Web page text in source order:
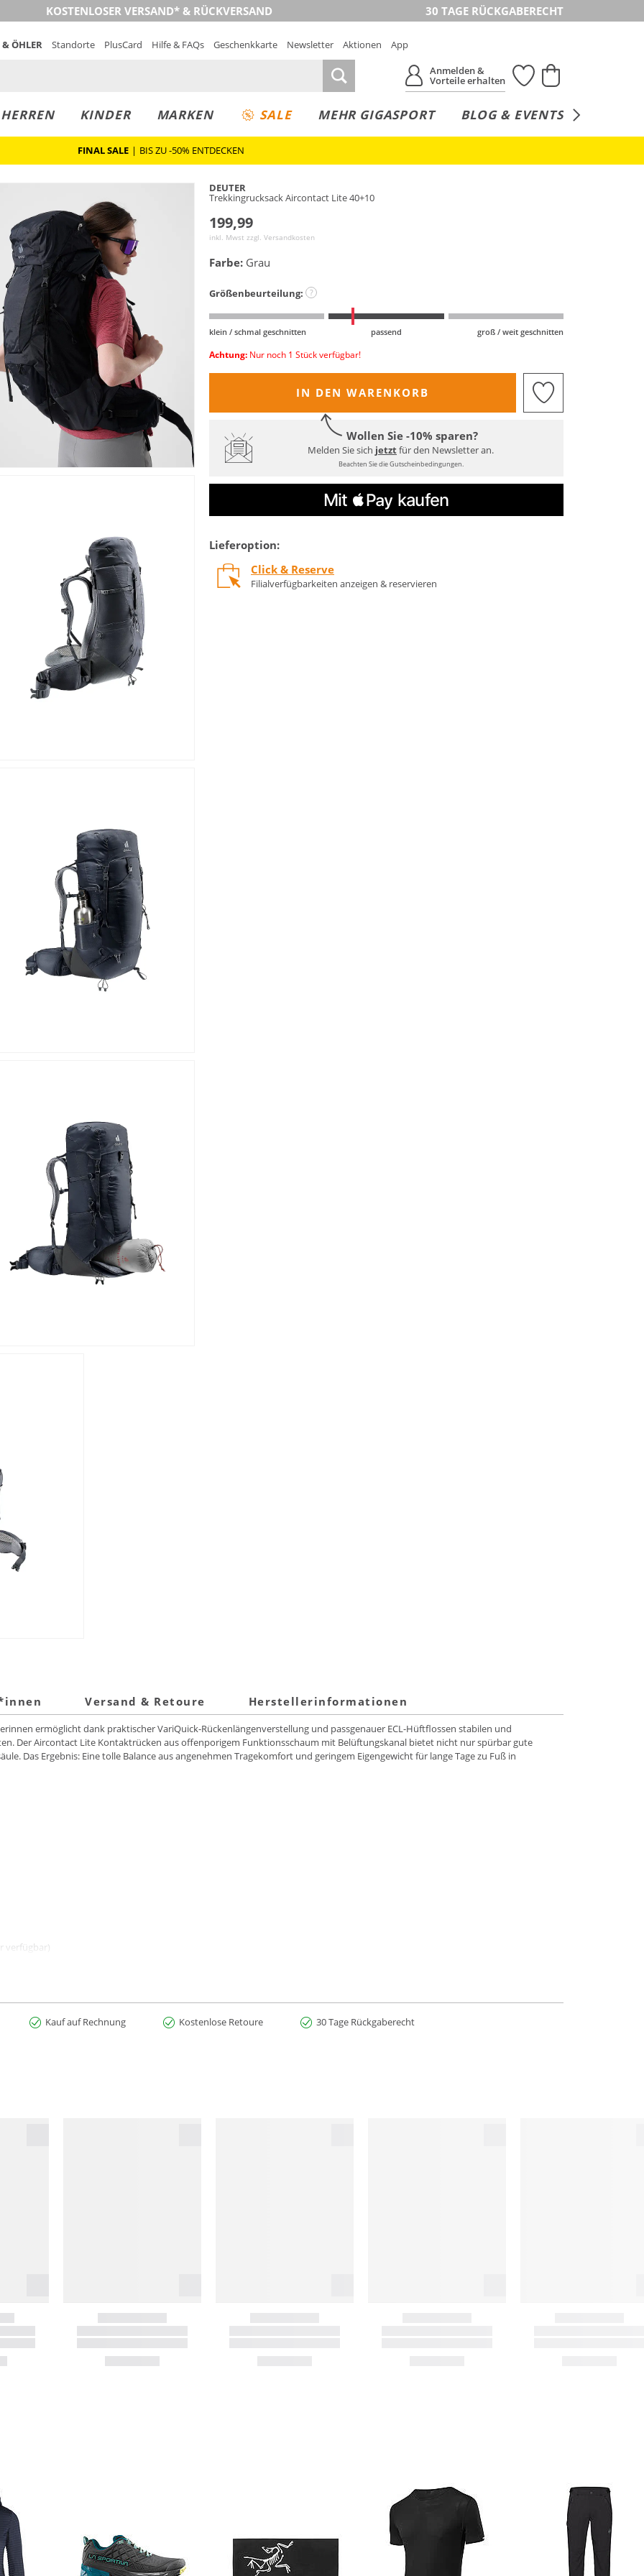
KOSTENLOSER VERSAND* & RÜCKVERSAND 30 TAGE RÜCKGABERECHT
ÖHLER Standorte PlusCard Hilfe & FAQs Geschenkkarte Newsletter Aktionen
App
Anmelden &
Vorteile erhalten
HERREN KINDER MARKEN SALE MEHR GIGASPORT BLOG & EVENTS
FINAL SALE | BIS ZU -50% ENTDECKEN
DEUTER
Trekkingrucksack Aircontact Lite 40+10
199,99
inkl. Mwst zzgl. Versandkosten
Farbe: Grau
Größenbeurteilung: ?
klein / schmal geschnitten passend groß / weit geschnitten
Achtung: Nur noch 1 Stück verfügbar!
IN DEN WARENKORB
Wollen Sie -10% sparen?
Melden Sie sich jetztfür den Newsletter an.
Beachten Sie die Gutscheinbedingungen.
Lieferoption:
Click & Reserve
Filialverfügbarkeiten anzeigen & reservieren
Versand & Retoure Herstellerinformationen
ermöglicht dank praktischer VariQuick-Rückenlängenverstellung und passgenauer ECL-Hüftflossen stabilen und
Der Aircontact Lite Kontaktrücken aus offenporigem Funktionsschaum mit Belüftungskanal bietet nicht nur spürbar gute
Das Ergebnis: Eine tolle Balance aus angenehmen Tragekomfort und geringem Eigengewicht für lange Tage zu Fuß in
verfügbar)
Kauf auf Rechnung Kostenlose Retoure 30 Tage Rückgaberecht